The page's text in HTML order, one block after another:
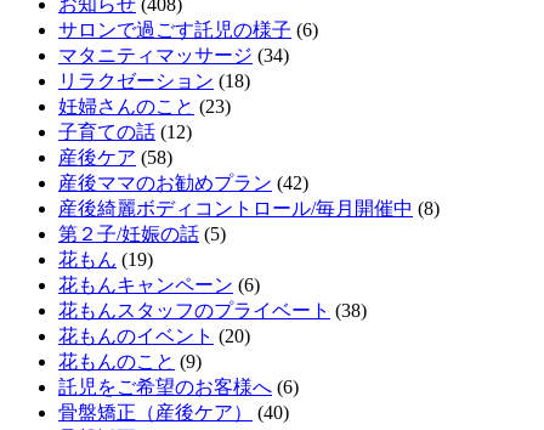
お知らせ (408)
サロンで過ごす託児の様子 (6)
マタニティマッサージ (34)
リラクゼーション (18)
妊婦さんのこと (23)
子育ての話 (12)
産後ケア (58)
産後ママのお勧めプラン (42)
産後綺麗ボディコントロール/毎月開催中 (8)
第２子/妊娠の話 (5)
花もん (19)
花もんキャンペーン (6)
花もんスタッフのプライベート (38)
花もんのイベント (20)
花もんのこと (9)
託児をご希望のお客様へ (6)
骨盤矯正（産後ケア）
(40)